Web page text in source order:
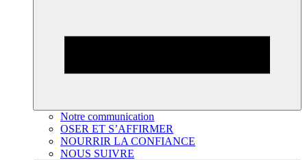
Notre communication
OSER ET S’AFFIRMER
NOURRIR LA CONFIANCE
NOUS SUIVRE